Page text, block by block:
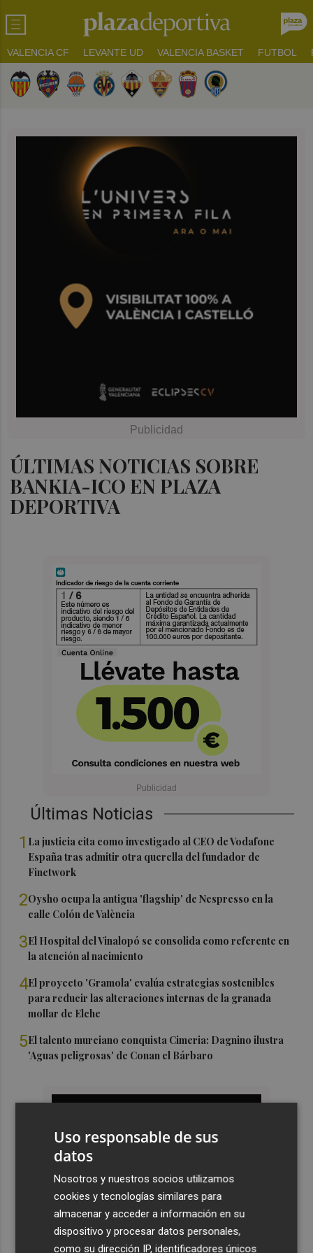
VALENCIA CF LEVANTE UD VALENCIA BASKET FUTBOL
ÚLTIMAS NOTICIAS SOBRE
BANKIA-ICO EN PLAZA
DEPORTIVA
Últimas Noticias
1 La justicia cita como investigado al CEO de Vodafone
España tras admitir otra querella del fundador de
Finetwork
2Oysho ocupa la antigua 'flagship' de Nespresso en la
calle Colón de València
3El Hospital del Vinalopó se consolida como referente en
la atención al nacimiento
4El proyecto 'Gramola' evalúa estrategias sostenibles
para reducir las alteraciones internas de la granada
mollar de Elche
5El talento murciano conquista Cimeria: Dagnino ilustra
'Aguas peligrosas' de Conan el Bárbaro
Uso responsable de sus
datos
Nosotros y nuestros socios utilizamos
cookies y tecnologías similares para
almacenar y acceder a información en su
dispositivo y procesar datos personales,
como su dirección IP, identificadores únicos